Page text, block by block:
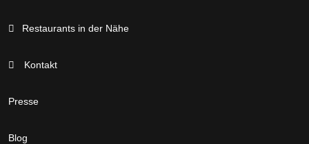
Restaurants in der Nähe
Kontakt
Presse
Blog